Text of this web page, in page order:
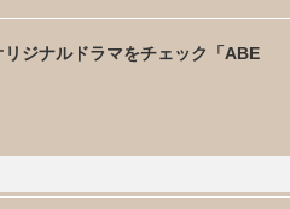
ジナルドラマをチェック「ABE